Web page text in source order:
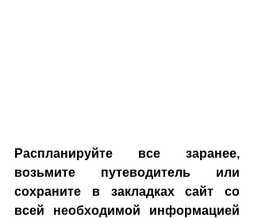
Распланируйте все заранее,
возьмите путеводитель или
сохраните в закладках сайт со
всей необходимой информацией